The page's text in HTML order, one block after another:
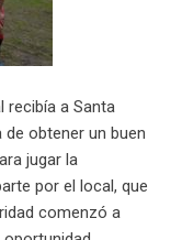
recibía a Santa
obtener un buen
jugar la
por el local, que
comenzó a